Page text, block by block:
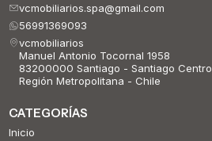
vcmobiliarios.spa@gmail.com
56991369093
vcmobiliarios
Manuel Antonio Tocornal 1958
83200000 Santiago - Santiago Centro
Región Metropolitana - Chile
CATEGORÍAS
Inicio